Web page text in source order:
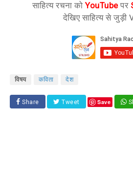
साहित्य रचना कोYouTubeपर
देखिए साहित्य से जुड़ी
विषय कविता देश
Share Tweet Save